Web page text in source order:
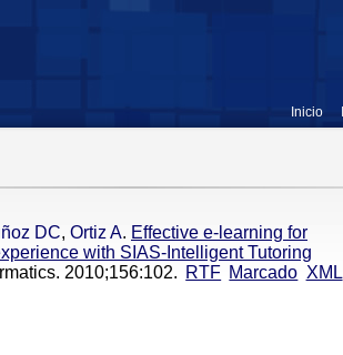
Inicio
DC, Ortiz A. Effective e-learning for
with SIAS-Intelligent Tutoring
2010;156:102. RTF Marcado XML